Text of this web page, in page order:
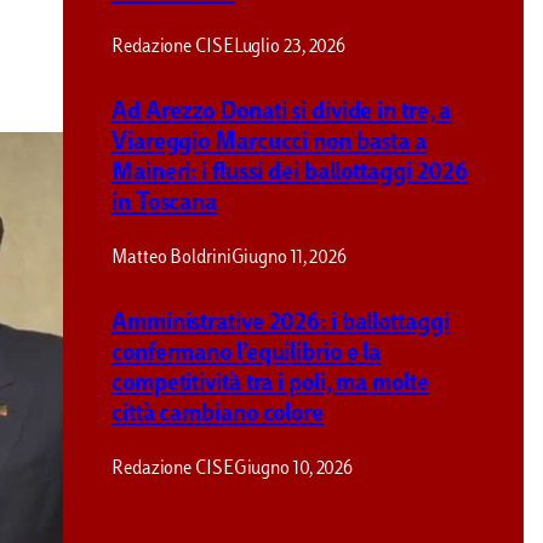
Redazione CISE Luglio 23, 2026
Ad Arezzo Donati si divide in tre, a
Viareggio Marcucci non basta a
Maineri: i flussi dei ballottaggi 2026
in Toscana
Matteo BoldriniGiugno 11, 2026
Amministrative 2026: i ballottaggi
confermano l’equilibrio e la
competitività tra i poli, ma molte
città cambiano colore
Redazione CISEGiugno 10, 2026